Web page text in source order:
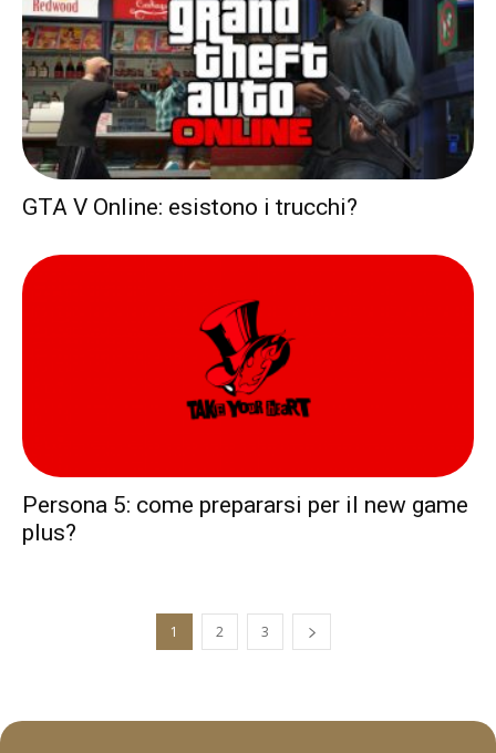
GTA V Online: esistono i trucchi?
Persona 5: come prepararsi per il new game
plus?
1 2 3